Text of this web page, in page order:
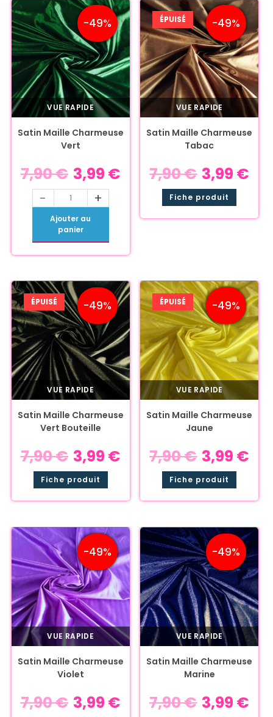
-49%
VUE RAPIDE
Satin Maille Charmeuse
Vert
7,90€ 3,99 €
- +
Ajouter au
panier
-49%
ÉPUISÉ
VUE RAPIDE
Satin Maille Charmeuse
Tabac
7,90€ 3,99 €
Fiche produit
-49%
ÉPUISÉ
VUE RAPIDE
Satin Maille Charmeuse
Vert Bouteille
7,90€ 3,99 €
Fiche produit
-49%
ÉPUISÉ
VUE RAPIDE
Satin Maille Charmeuse
Jaune
7,90€ 3,99 €
Fiche produit
-49%
VUE RAPIDE
Satin Maille Charmeuse
Violet
7,90€ 3,99 €
-49%
VUE RAPIDE
Satin Maille Charmeuse
Marine
7,90€ 3,99 €